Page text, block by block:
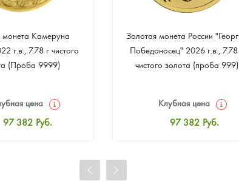
монета Камеруна
г.в., 7.78 г чистого
(Проба 9999)
цена
97 382 Руб.
Золотая монета России
Победоносец" 2026 г.в., 7.78
чистого золота (проба 999)
Клубная цена
97 382 Руб.